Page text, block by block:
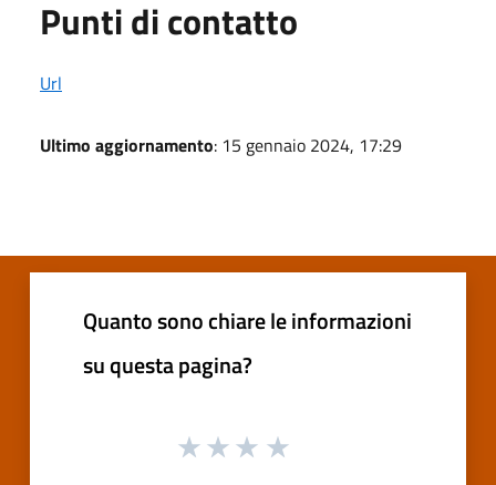
Punti di contatto
Url
Ultimo aggiornamento: 15 gennaio 2024, 17:29
Quanto sono chiare le informazioni
su questa pagina?